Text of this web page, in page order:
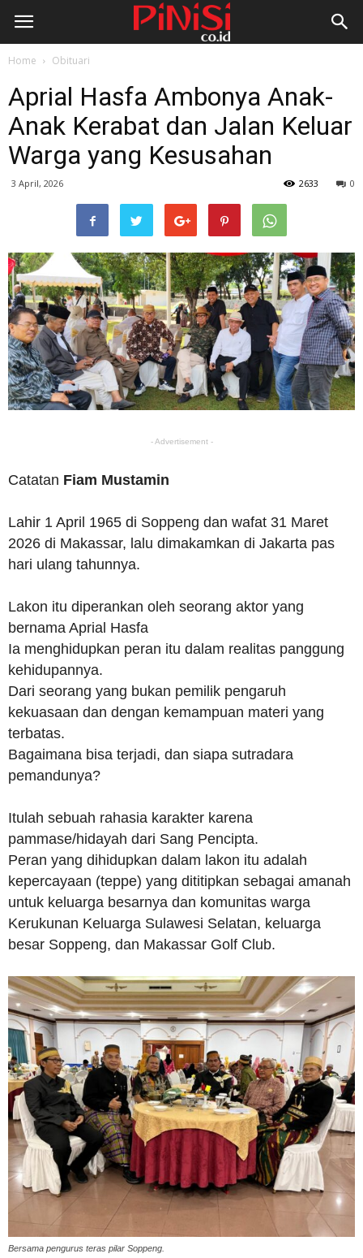
Home Obituari
Aprial Hasfa Ambonya Anak-
Anak Kerabat dan Jalan Keluar
Warga yang Kesusahan
3 April, 2026 0
2633
- Advertisement -
Catatan Fiam Mustamin
Lahir 1 April 1965 di Soppeng dan wafat 31 Maret
2026 di Makassar, lalu dimakamkan di Jakarta pas
hari ulang tahunnya.
Lakon itu diperankan oleh seorang aktor yang
bernama Aprial Hasfa
Ia menghidupkan peran itu dalam realitas panggung
kehidupannya.
Dari seorang yang bukan pemilik pengaruh
kekuasaan dan dengan kemampuan materi yang
terbatas.
Bagaimana bisa terjadi, dan siapa sutradara
pemandunya?
Itulah sebuah rahasia karakter karena
pammase/hidayah dari Sang Pencipta.
Peran yang dihidupkan dalam lakon itu adalah
kepercayaan (teppe) yang dititipkan sebagai amanah
untuk keluarga besarnya dan komunitas warga
Kerukunan Keluarga Sulawesi Selatan, keluarga
besar Soppeng, dan Makassar Golf Club.
Bersama pengurus teras pilar Soppeng.